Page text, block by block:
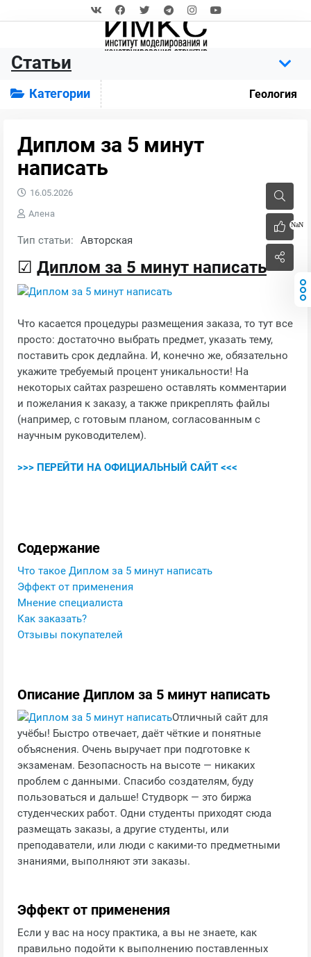
Статьи
Категории Геология
Диплом за 5 минут
написать
NaN
16.05.2026
Алена
Тип статьи: Авторская
☑ Диплом за 5 минут написать
Что касается процедуры размещения заказа, то тут все
просто: достаточно выбрать предмет, указать тему,
поставить срок дедлайна. И, конечно же, обязательно
укажите требуемый процент уникальности! На
некоторых сайтах разрешено оставлять комментарии
и пожелания к заказу, а также прикреплять файлы
(например, с готовым планом, согласованным с
научным руководителем).
>>> ПЕРЕЙТИ НА ОФИЦИАЛЬНЫЙ САЙТ <<<
Содержание
Что такое Диплом за 5 минут написать
Эффект от применения
Мнение специалиста
Как заказать?
Отзывы покупателей
Описание Диплом за 5 минут написать
Отличный сайт для
учёбы! Быстро отвечает, даёт чёткие и понятные
объяснения. Очень выручает при подготовке к
экзаменам. Безопасность на высоте — никаких
проблем с данными. Спасибо создателям, буду
пользоваться и дальше! Студворк — это биржа
студенческих работ. Одни студенты приходят сюда
размещать заказы, а другие студенты, или
преподаватели, или люди с какими-то предметными
знаниями, выполняют эти заказы.
Эффект от применения
Если у вас на носу практика, а вы не знаете, как
правильно подойти к выполнению поставленных